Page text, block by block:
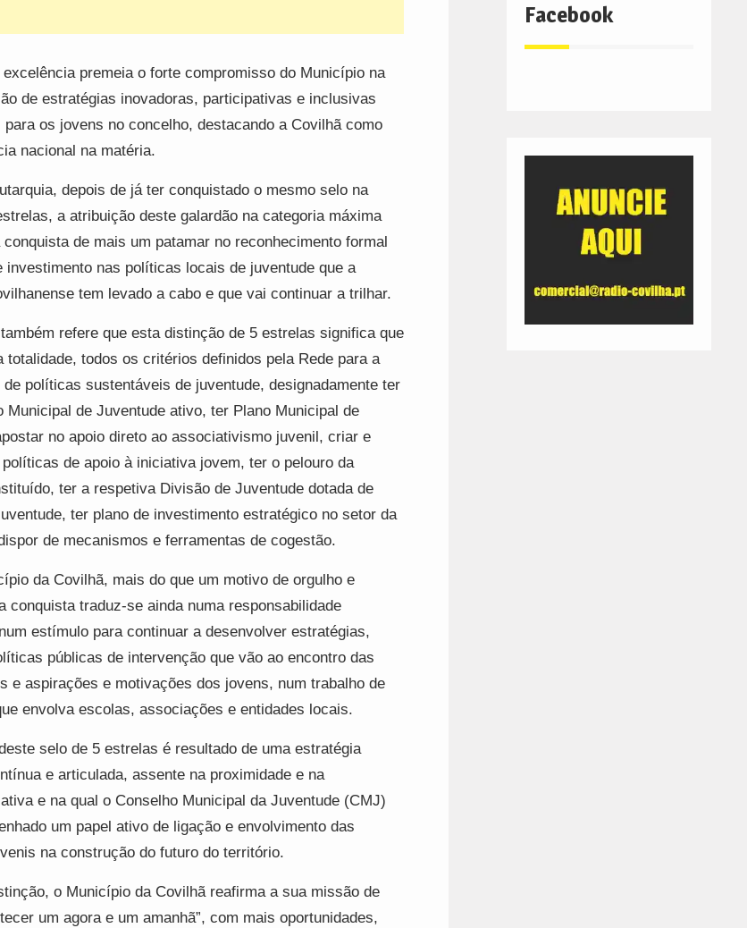
excelência premeia o forte compromisso do Município na
de estratégias inovadoras, participativas e inclusivas
para os jovens no concelho, destacando a Covilhã como
nacional na matéria.
depois de já ter conquistado o mesmo selo na
a atribuição deste galardão na categoria máxima
conquista de mais um patamar no reconhecimento formal
investimento nas políticas locais de juventude que a
tem levado a cabo e que vai continuar a trilhar.
refere que esta distinção de 5 estrelas significa que
totalidade, todos os critérios definidos pela Rede para a
políticas sustentáveis de juventude, designadamente ter
Municipal de Juventude ativo, ter Plano Municipal de
no apoio direto ao associativismo juvenil, criar e
de apoio à iniciativa jovem, ter o pelouro da
ter a respetiva Divisão de Juventude dotada de
ter plano de investimento estratégico no setor da
de mecanismos e ferramentas de cogestão.
da Covilhã, mais do que um motivo de orgulho e
conquista traduz-se ainda numa responsabilidade
estímulo para continuar a desenvolver estratégias,
públicas de intervenção que vão ao encontro das
e aspirações e motivações dos jovens, num trabalho de
envolva escolas, associações e entidades locais.
selo de 5 estrelas é resultado de uma estratégia
e articulada, assente na proximidade e na
e na qual o Conselho Municipal da Juventude (CMJ)
um papel ativo de ligação e envolvimento das
na construção do futuro do território.
o Município da Covilhã reafirma a sua missão de
um agora e um amanhã”, com mais oportunidades,
Facebook